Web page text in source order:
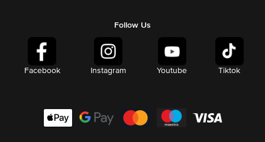
Follow Us
Facebook Instagram Youtube Tiktok